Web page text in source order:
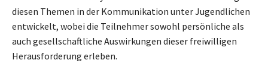
diesen Themen in der Kommunikation unter Jugendlichen
entwickelt, wobei die Teilnehmer sowohl persönliche als
auch gesellschaftliche Auswirkungen dieser freiwilligen
Herausforderung erleben.